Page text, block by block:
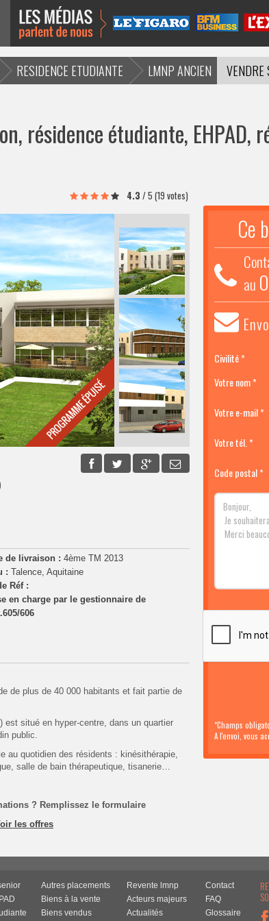
RESIDENCE ETUDIANTE LMNP ANCIEN
VENDRE
résidence étudiante, EHPAD,
4.3 /5 (19 votes)
de livraison : 4ème TM 2013
: Talence, Aquitaine
Réf :
en charge par le gestionnaire de
606
de plus de 40 000 habitants et fait partie de
) est situé en hyper-centre, dans un quartier
public.
au quotidien des résidents : kinésithérapie,
salle de bain thérapeutique, tisanerie…
? Remplissez le formulaire
les offres
Ce
au
Civilité *
Votre nom *
Votre e-mail *
Votre tél. *
Code postal *
*Champs
A l'envoi, vous
Autres placements
Biens à la vente
Biens vendus
Revente lmnp
Acteurs majeurs
Actualités
Contact
FAQ
Glossaire